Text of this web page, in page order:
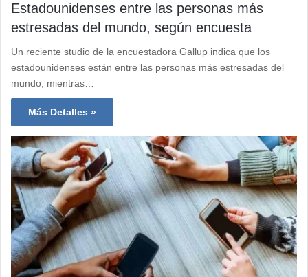
Estadounidenses entre las personas más
estresadas del mundo, según encuesta
Un reciente studio de la encuestadora Gallup indica que los
estadounidenses están entre las personas más estresadas del
mundo, mientras…
Más Detalles »